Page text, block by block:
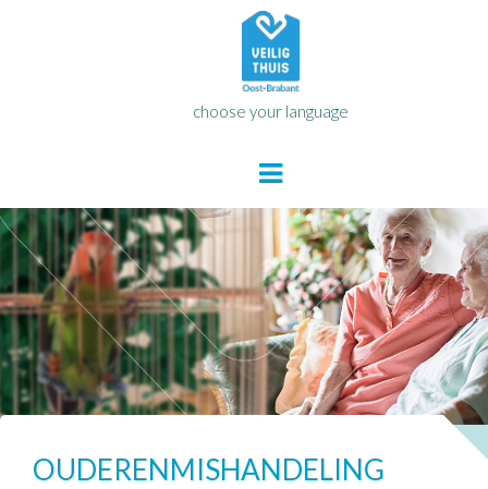
choose your language
OUDERENMISHANDELING